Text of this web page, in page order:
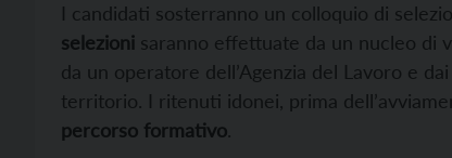
I candidati sosterranno un colloquio di
selezioni saranno effettuate da un nucleo di
da un operatore dell’Agenzia del Lavoro e
territorio. I ritenuti idonei, prima
percorso formativo.